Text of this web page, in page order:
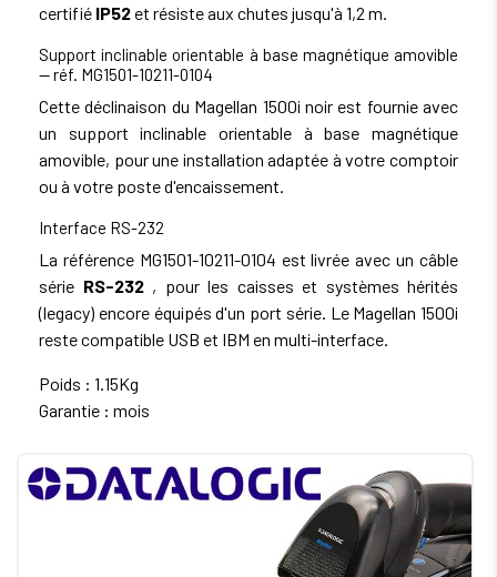
certifié IP52 et résiste aux chutes jusqu'à 1,2 m.
Support inclinable orientable à base magnétique amovible
— réf. MG1501-10211-0104
Cette déclinaison du Magellan 1500i noir est fournie avec
un support inclinable orientable à base magnétique
amovible, pour une installation adaptée à votre comptoir
ou à votre poste d'encaissement.
Interface RS-232
La référence MG1501-10211-0104 est livrée avec un câble
série RS-232, pour les caisses et systèmes hérités
(legacy) encore équipés d'un port série. Le Magellan 1500i
reste compatible USB et IBM en multi-interface.
Poids : 1.15Kg
Garantie : mois